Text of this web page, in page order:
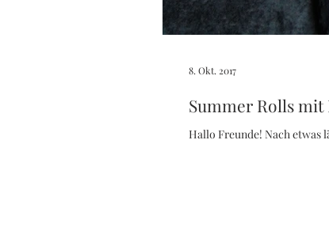
Summer Rolls mit
Hallo Freunde! Nach etwas
8. Okt. 2017